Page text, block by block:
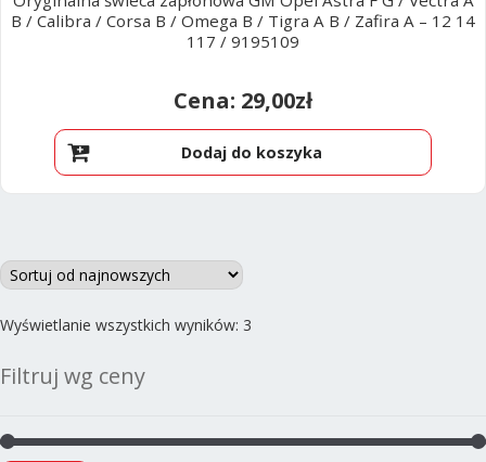
B / Calibra / Corsa B / Omega B / Tigra A B / Zafira A – 12 14
117 / 9195109
29,00zł
Dodaj do koszyka
Wyświetlanie wszystkich wyników: 3
Filtruj wg ceny